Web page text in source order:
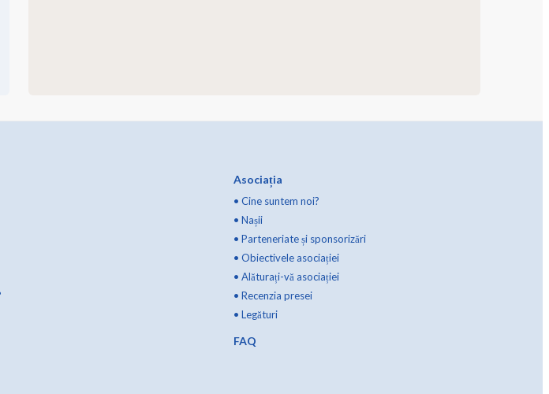
Asociația
• Cine suntem noi?
• Nașii
• Parteneriate și sponsorizări
• Obiectivele asociației
• Alăturați-vă asociației
• Recenzia presei
• Legături
FAQ